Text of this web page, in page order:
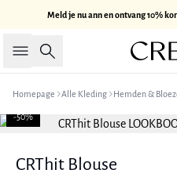
Meld je nu ann en ontvang 10%
Zoeken
Homepage Alle Kleding Hemden &
-50%
CRThit Blouse